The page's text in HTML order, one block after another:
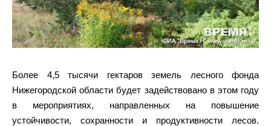
Более 4,5 тысячи гектаров земель лесного фонда
Нижегородской области будет задействовано в этом году
в мероприятиях, направленных на повышение
устойчивости, сохранности и продуктивности лесов.